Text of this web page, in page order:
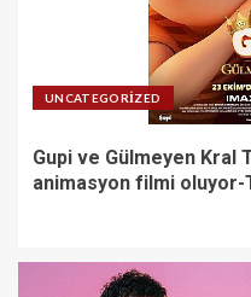
UNCATEGORIZED
Gupi ve Gülmeyen Kral
animasyon filmi oluyor-